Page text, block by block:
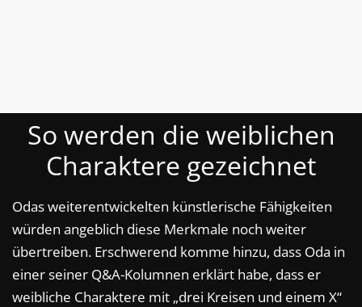
So werden die weiblichen
Charaktere gezeichnet
Odas weiterentwickelten künstlerische Fähigkeiten
würden angeblich diese Merkmale noch weiter
übertreiben. Erschwerend komme hinzu, dass Oda in
einer seiner Q&A-Kolumnen erklärt habe, dass er
weibliche Charaktere mit „drei Kreisen und einem X“